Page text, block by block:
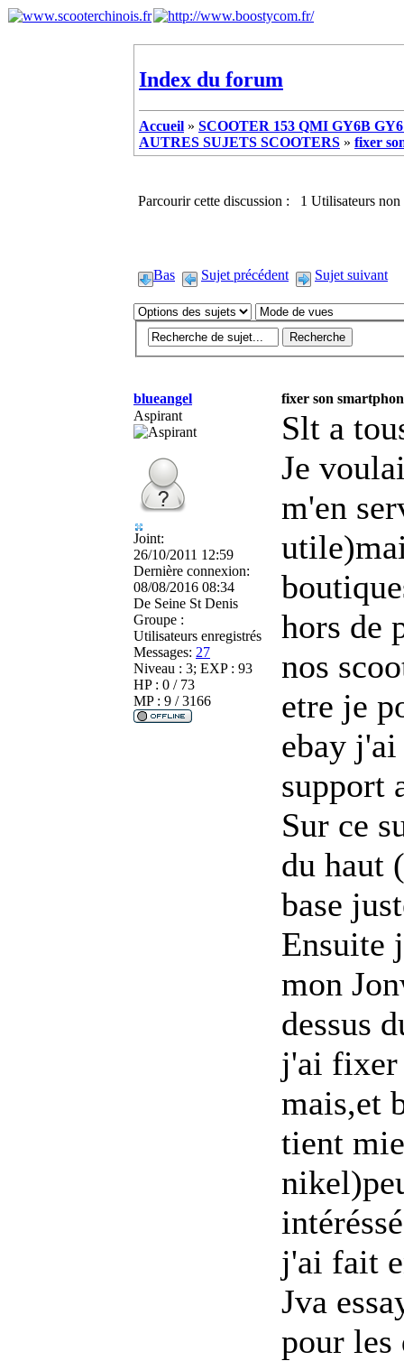
Index du forum
Accueil » SCOOTER 153 QMI GY6B
AUTRES SUJETS SCOOTERS » fixer
Parcourir cette discussion : 1 Utilisateurs non
Bas Sujet précédent Sujet suivant
blueangel
fixer son
Aspirant
Joint:
26/10/2011 12:59
Dernière connexion:
08/08/2016 08:34
De Seine St Denis
Groupe :
Utilisateurs enregistrés
Messages: 27
Niveau : 3; EXP : 93
HP : 0 / 73
MP : 9 / 3166
Slt a
Je
m'en
hors de
nos
etre je
ebay
support
Sur ce
du haut
base
Ensuite
mon
dessus
j'ai fixer
mais,et
tient
j'ai fait
Jva
pour les